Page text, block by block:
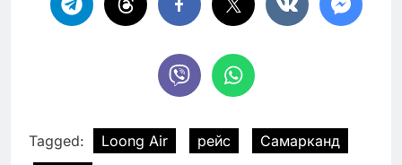
Tagged: Loong Air рейс
Самарканд